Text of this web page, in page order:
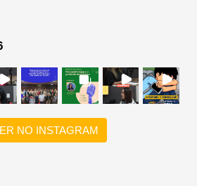
NO INSTAGRAM